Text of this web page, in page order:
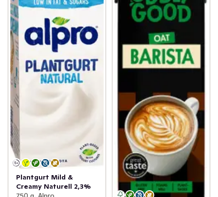
Plantgurt Mild &
Creamy Naturell 2,3%